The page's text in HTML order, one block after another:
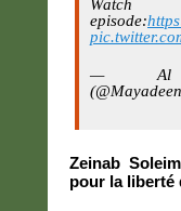
episode:
— Al
Zeinab
pour la liberté